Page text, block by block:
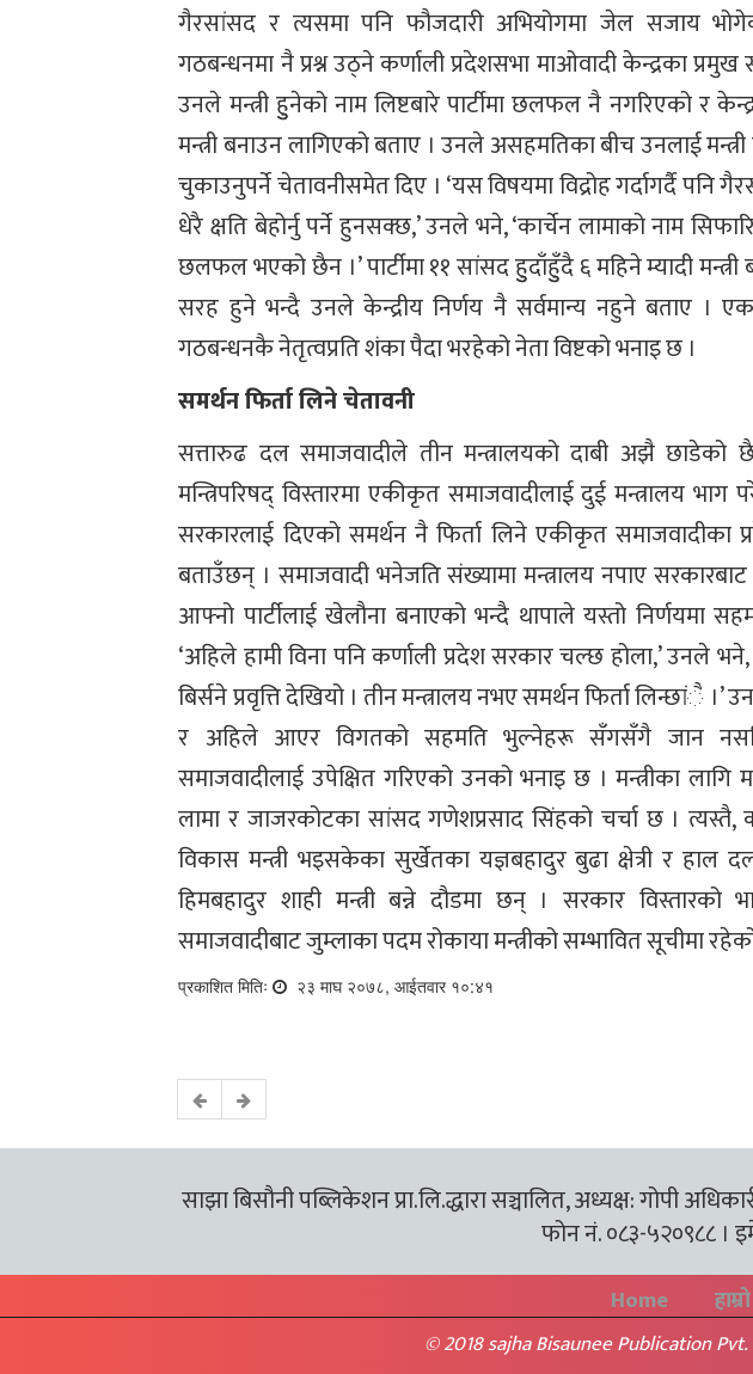
गैरसांसद र त्यसमा पनि फौजदारी अभियोगमा जेल सजाय
गठबन्धनमा नै प्रश्न उठ्ने कर्णाली प्रदेशसभा माओवादी केन्द्रका
उनले मन्त्री हुुनेको नाम लिष्टबारे पार्टीमा छलफल नै नगरिएको र
मन्त्री बनाउन लागिएको बताए । उनले असहमतिका बीच उनलाई
चुकाउनुपर्ने चेतावनीसमेत दिए । ‘यस विषयमा विद्रोह गर्दागर्दै पनि
धेरै क्षति बेहोर्नु पर्ने हुनसक्छ,’ उनले भने, ‘कार्चेन लामाको नाम
छलफल भएको छैन ।’ पार्टीमा ११ सांसद हुुदाँहुुँदै ६ महिने म्यादी मन्त्री
सरह हुने भन्दै उनले केन्द्रीय निर्णय नै सर्वमान्य नहुने बताए ।
गठबन्धनकै नेतृत्वप्रति शंका पैदा भरहेको नेता विष्टको भनाइ छ ।
समर्थन फिर्ता लिने चेतावनी
सत्तारुढ दल समाजवादीले तीन मन्त्रालयको दाबी अझै
मन्त्रिपरिषद् विस्तारमा एकीकृत समाजवादीलाई दुई मन्त्रालय भाग
सरकारलाई दिएको समर्थन नै फिर्ता लिने एकीकृत समाजवादीका
बताउँछन् । समाजवादी भनेजति संख्यामा मन्त्रालय नपाए सरकारबाट
आफ्नो पार्टीलाई खेलौना बनाएको भन्दै थापाले यस्तो निर्णयमा
‘अहिले हामी विना पनि कर्णाली प्रदेश सरकार चल्छ होला,’ उनले
बिर्सने प्रवृत्ति देखियो । तीन मन्त्रालय नभए समर्थन फिर्ता लिन्छांै
र अहिले आएर विगतको सहमति भुल्नेहरू सँगसँगै जान
समाजवादीलाई उपेक्षित गरिएको उनको भनाइ छ । मन्त्रीका लागि
लामा र जाजरकोटका सांसद गणेशप्रसाद सिंहको चर्चा छ । त्यस्तै,
विकास मन्त्री भइसकेका सुर्खेतका यज्ञबहादुर बुढा क्षेत्री र
हिमबहादुर शाही मन्त्री बन्ने दौडमा छन् । सरकार विस्तारको
समाजवादीबाट जुम्लाका पदम रोकाया मन्त्रीको सम्भावित सूचीमा
प्रकाशित मितिः २३ माघ २०७८, आईतवार १०:४१
साझा बिसौनी पब्लिकेशन प्रा.लि.द्धारा सञ्चालित, अध्यक्ष: गोपी
फोन नं. ०८३-५२०९८८ ।
Home
© 2018 sajha Bisaunee Publication